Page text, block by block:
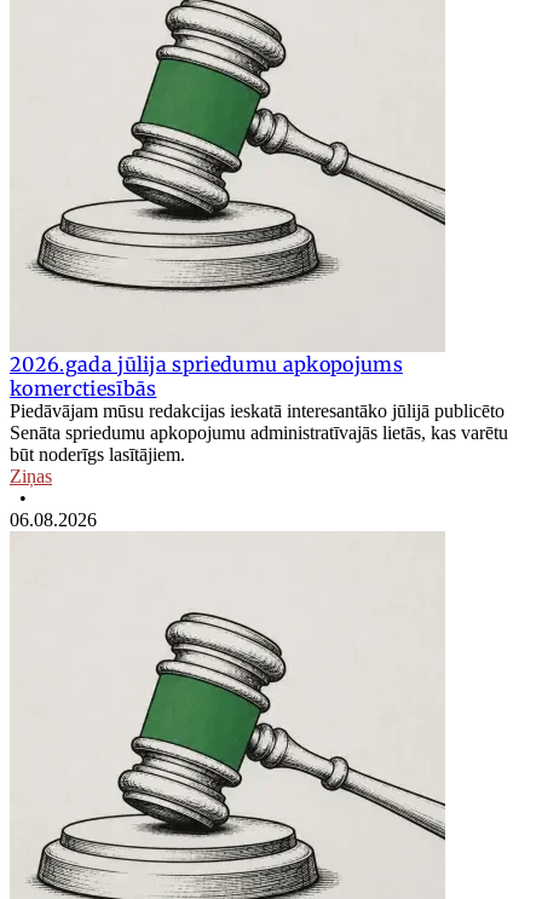
2026.gada jūlija spriedumu apkopojums
komerctiesībās
Piedāvājam mūsu redakcijas ieskatā interesantāko jūlijā publicēto
Senāta spriedumu apkopojumu administratīvajās lietās, kas varētu
būt noderīgs lasītājiem.
Ziņas
•
06.08.2026